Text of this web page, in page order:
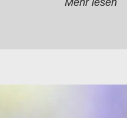
Mehr lesen